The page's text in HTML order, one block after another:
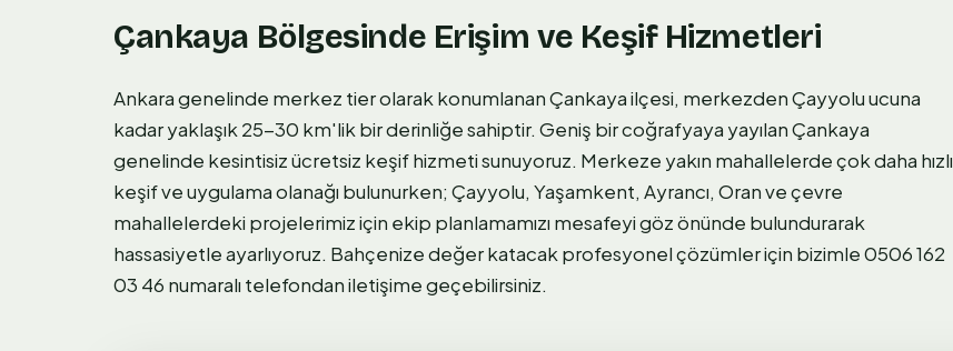
Çankaya Bölgesinde Erişim ve Keşif Hizmetleri
Ankara genelinde merkez tier olarak konumlanan Çankaya ilçesi, merkezden Çayyolu ucuna
kadar yaklaşık 25-30 km'lik bir derinliğe sahiptir. Geniş bir coğrafyaya yayılan Çankaya
genelinde kesintisiz ücretsiz keşif hizmeti sunuyoruz. Merkeze yakın mahallelerde çok daha hızlı
keşif ve uygulama olanağı bulunurken; Çayyolu, Yaşamkent, Ayrancı, Oran ve çevre
mahallelerdeki projelerimiz için ekip planlamamızı mesafeyi göz önünde bulundurarak
hassasiyetle ayarlıyoruz. Bahçenize değer katacak profesyonel çözümler için bizimle 0506 162
03 46 numaralı telefondan iletişime geçebilirsiniz.